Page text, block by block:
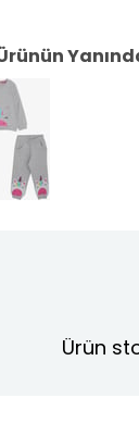
Ürün